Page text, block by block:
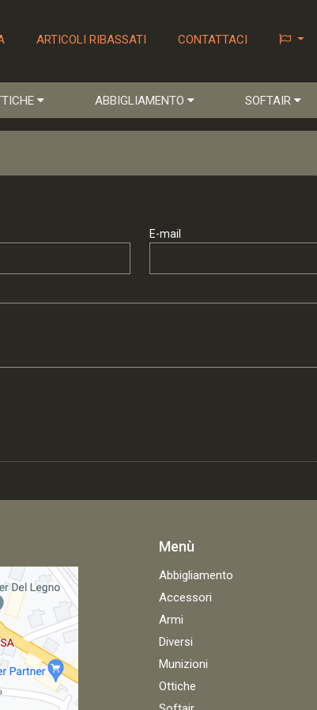
ARTICOLI RIBASSATI CONTATTACI
ABBIGLIAMENTO SOFTAIR
E-mail
Menù
Abbigliamento
Accessori
Armi
Diversi
Munizioni
Ottiche